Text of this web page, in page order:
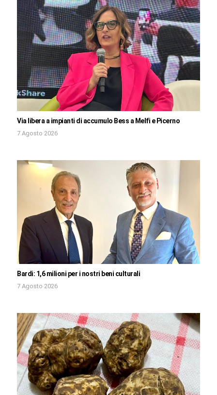
Via libera a impianti di accumulo Bess a Melfi e Picerno
7 Agosto 2026
Bardi: 1,6 milioni per i nostri beni culturali
7 Agosto 2026